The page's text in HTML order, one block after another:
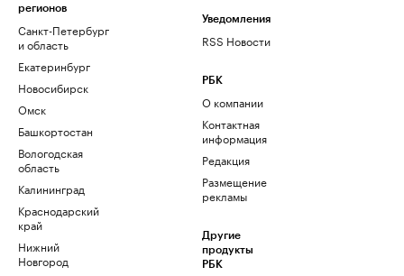
регионов
Санкт-Петербург
и область
Екатеринбург
Новосибирск
Омск
Башкортостан
Вологодская
область
Калининград
Краснодарский
край
Нижний
Новгород
Уведомления
RSS Новости
РБК
О компании
Контактная
информация
Редакция
Размещение
рекламы
Другие
продукты
РБК